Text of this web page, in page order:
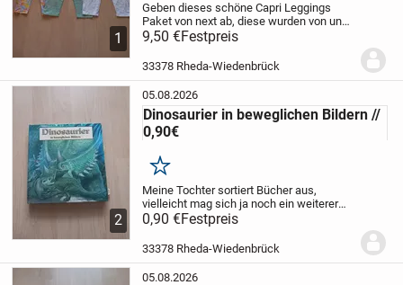
1
Geben dieses schöne Capri Leggings
Paket von next ab, diese wurden von uns
neu gekauft, aber kaum getragen, daher
Größe 14 // 164 Preis 9,50€ für
das ganze Set // wird auch nur
9,50 €Festpreis
33378 Rheda-Wiedenbrück
2
05.08.2026
Dinosaurier in beweglichen Bildern //
0,90€
Merken
Meine Tochter sortiert Bücher aus,
vielleicht mag sich ja noch ein weiterer
Dino Fan daran erfreuen. Ist schon etwas
älter aus dem jahr 1988, aber noch völlig
in Takt.Preis 0,90€Kann in 33378...
0,90 €Festpreis
33378 Rheda-Wiedenbrück
05.08.2026